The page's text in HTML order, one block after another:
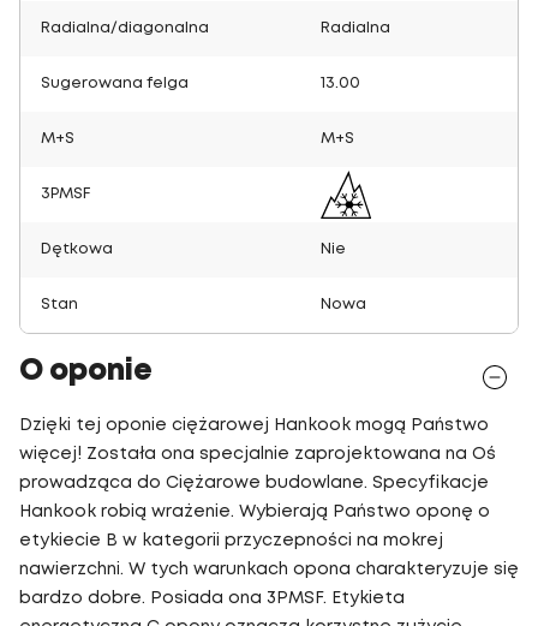
Radialna/diagonalna Radialna
Sugerowana felga 13.00
M+S M+S
3PMSF
Dętkowa Nie
Stan Nowa
O oponie
Dzięki tej oponie ciężarowej Hankook mogą Państwo
więcej! Została ona specjalnie zaprojektowana na Oś
prowadząca do Ciężarowe budowlane. Specyfikacje
Hankook robią wrażenie. Wybierają Państwo oponę o
etykiecie B w kategorii przyczepności na mokrej
nawierzchni. W tych warunkach opona charakteryzuje się
bardzo dobre. Posiada ona 3PMSF. Etykieta